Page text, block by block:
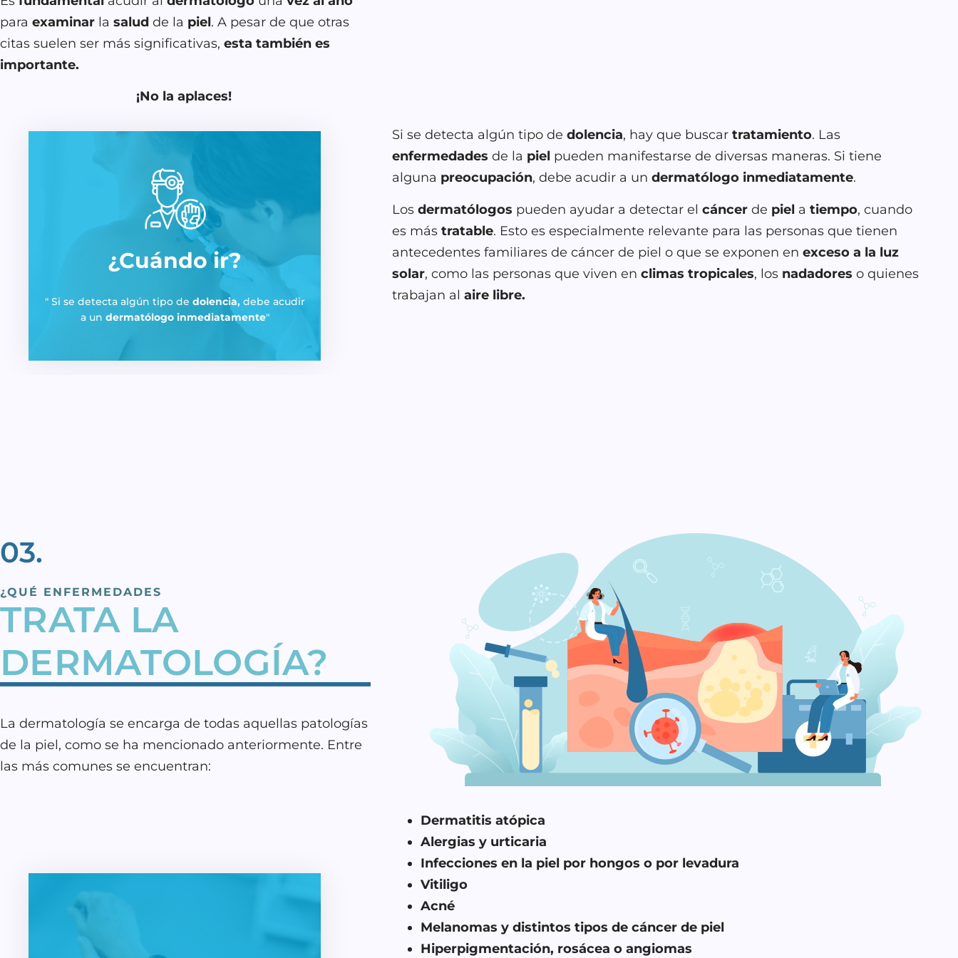
para examinar la salud de la piel. A pesar de que otras
citas suelen ser más significativas, esta también es
importante.
¡No la aplaces!
¿Cuándo ir?
Si se detecta algún tipo de dolencia,debe acudir
a un dermatólogo inmediatamente
Si se detecta algún tipo de dolencia, hay que buscar tratamiento. Las
enfermedades de la piel pueden manifestarse de diversas maneras. Si tiene
alguna preocupación, debe acudir a un dermatólogo inmediatamente.
Los dermatólogos pueden ayudar a detectar el cáncer de piel a tiempo, cuando
es más tratable. Esto es especialmente relevante para las personas que tienen
antecedentes familiares de cáncer de piel o que se exponen en exceso a la luz
solar, como las personas que viven en climas tropicales, los nadadores o quienes
trabajan al aire libre.
03.
¿QUÉ ENFERMEDADES
TRATA LA
DERMATOLOGÍA?
La dermatología se encarga de todas aquellas patologías
de la piel, como se ha mencionado anteriormente. Entre
las más comunes se encuentran:
Dermatitis atópica
Alergias y urticaria
Infecciones en la piel por hongos o por levadura
Vitiligo
Acné
Melanomas y distintos tipos de cáncer de piel
Hiperpigmentación, rosácea o angiomas